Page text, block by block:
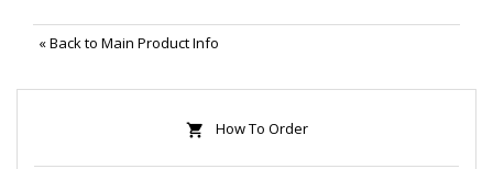
«Back to Main Product Info
How To Order